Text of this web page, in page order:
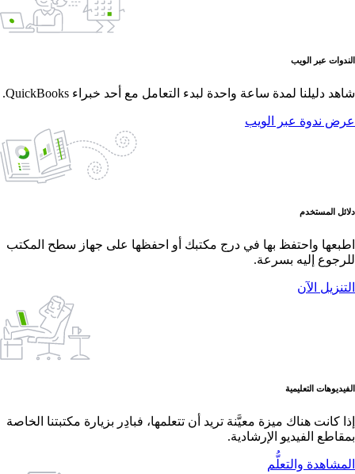
الندوات عبر الويب
شاهد دليلنا لمدة ساعة واحدة لبدء التعامل مع أحد خبراء QuickBooks.
عرض ندوة عبر الويب
دلائل المستخدم
اطبعها واحتفظ بها في درج مكتبك أو احفظها على جهاز سطح المكتب
للرجوع إليه بسرعة.
التنزيل الآن
الفيديوهات التعليمية
إذا كانت هناك ميزة معيَّنة تريد أن تتعلمها، فبادِر بزيارة مكتبتنا الخاصة
بمقاطع الفيديو الإرشادية.
المشاهدة والتعلُّم